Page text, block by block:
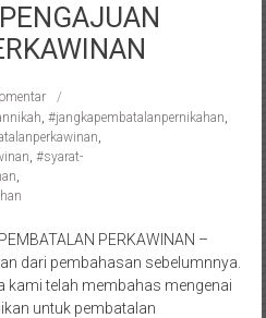
, #jangkapembatalanpernikahan,
,
, #syarat-
,
PERKAWINAN –
dari pembahasan sebelumnnya.
kami telah membahas mengenai
untuk pembatalan